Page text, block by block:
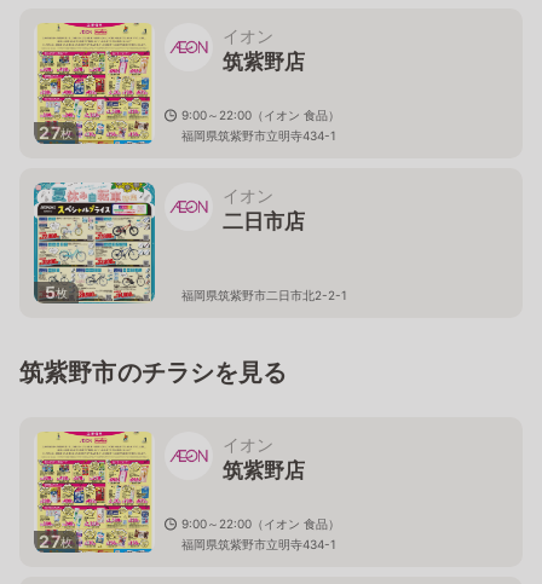
27枚
イオン
筑紫野店
9:00～22:00（イオン 食品）
福岡県筑紫野市立明寺434-1
5枚
イオン
二日市店
福岡県筑紫野市二日市北2-2-1
筑紫野市のチラシを見る
27枚
イオン
筑紫野店
9:00～22:00（イオン 食品）
福岡県筑紫野市立明寺434-1